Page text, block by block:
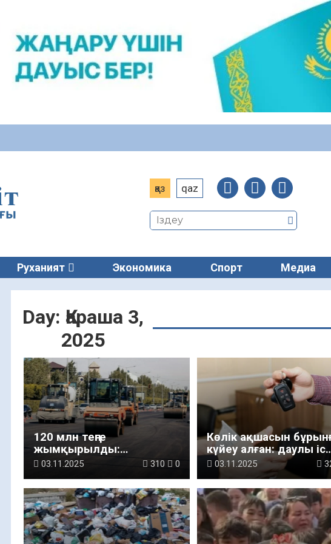
қаз qaz
Руханият Экономика Спорт Медиа
Day: Қараша 3,
2025
120 млн теңге
жымқырылды:
басшылық күдікке ілікті
03.11.2025 310 0
Көлік ақшасын
күйеу алған: даулы іс
қаралды
03.11.2025